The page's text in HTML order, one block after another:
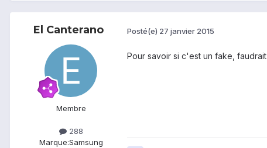
El Canterano
Membre
288
Marque:Samsung
Posté(e) 27 janvier 2015
Pour savoir si c'est un fake,